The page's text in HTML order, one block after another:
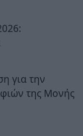
για την
της Μονής